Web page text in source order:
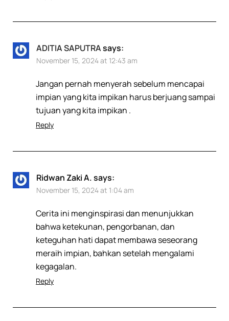
ADITIA SAPUTRAsays:
November 15, 2024 at 12:43 am
Jangan pernah menyerah sebelum mencapai
impian yang kita impikan harus berjuang sampai
tujuan yang kita impikan .
Reply
Ridwan Zaki A.says:
November 15, 2024 at 1:04 am
Cerita ini menginspirasi dan menunjukkan
bahwa ketekunan, pengorbanan, dan
keteguhan hati dapat membawa seseorang
meraih impian, bahkan setelah mengalami
kegagalan.
Reply